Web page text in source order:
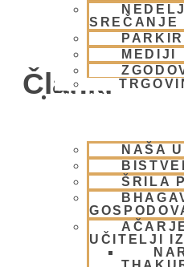
SREČANJE
MEDIJI
BHAKTI JOGA
NAŠA
ŠRILA
UČITELJI
Članki